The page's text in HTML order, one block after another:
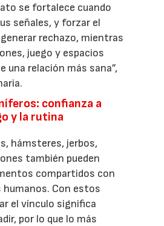
se fortalece cuando
señales, y forzar el
rechazo, mientras
juego y espacios
una relación más sana”,
confianza a
y la rutina
hámsteres, jerbos,
también pueden
compartidos con
humanos. Con estos
el vínculo significa
por lo que lo más